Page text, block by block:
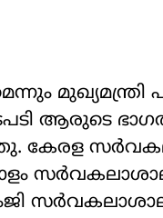
ആരുടെ
കേരള